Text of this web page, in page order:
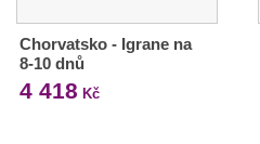
Chorvatsko - Igrane na
8-10 dnů
4 418 Kč